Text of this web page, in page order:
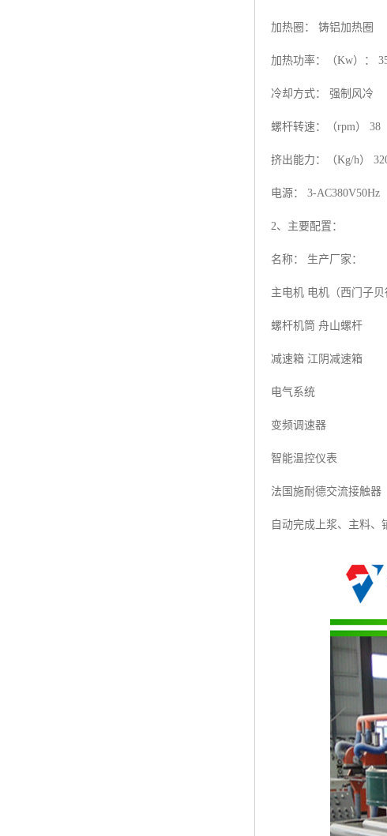
加热圈： 铸铝加热圈
加热功率：（Kw）：
冷却方式： 强制风冷
螺杆转速：（rpm） 38
挤出能力：（Kg/h）
电源： 3-AC380V50Hz
2、主要配置：
名称： 生产厂家：
主电机 电机（西门子贝
螺杆机筒 舟山螺杆
减速箱 江阴减速箱
电气系统
变频调速器
智能温控仪表
法国施耐德交流接触器
自动完成上浆、主料、